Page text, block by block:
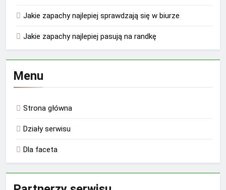
Jakie zapachy najlepiej sprawdzają się w biurze
Jakie zapachy najlepiej pasują na randkę
Menu
Strona główna
Działy serwisu
Dla faceta